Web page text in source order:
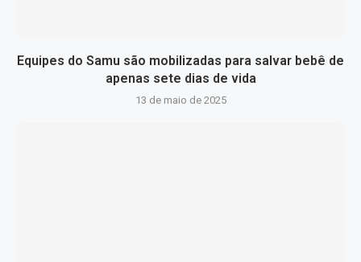
Equipes do Samu são mobilizadas para salvar bebê de
apenas sete dias de vida
13 de maio de 2025